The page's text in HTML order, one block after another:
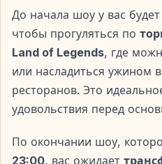
Начало ночного шоу:
22:00
Продолжительность:
В программе —
танцевальные номера, а
световые и звуковые
До начала шоу у вас
чтобы прогуляться по
Land of Legends, где
или насладиться ужином
ресторанов. Это
удовольствия перед
По окончании шоу,
23:00, вас ожидает